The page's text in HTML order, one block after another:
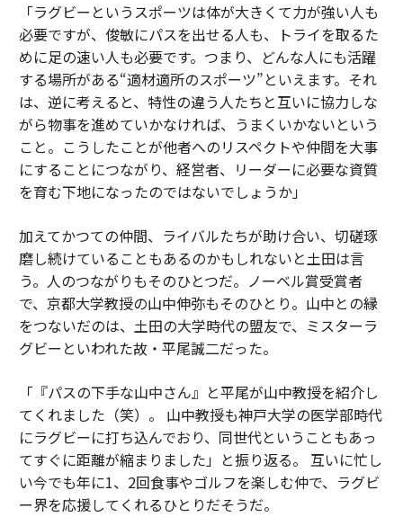
「ラグビーというスポーツは体が大きくて力が強い人も
必要ですが、俊敏にパスを出せる人も、トライを取るた
めに足の速い人も必要です。つまり、どんな人にも活躍
する場所がある“適材適所のスポーツ”といえます。それ
は、逆に考えると、特性の違う人たちと互いに協力しな
がら物事を進めていかなければ、うまくいかないという
こと。こうしたことが他者へのリスペクトや仲間を大事
にすることにつながり、経営者、リーダーに必要な資質
を育む下地になったのではないでしょうか」
加えてかつての仲間、ライバルたちが助け合い、切磋琢
磨し続けていることもあるのかもしれないと土田は言
う。人のつながりもそのひとつだ。ノーベル賞受賞者
で、京都大学教授の山中伸弥もそのひとり。山中との縁
をつないだのは、土田の大学時代の盟友で、ミスターラ
グビーといわれた故・平尾誠二だった。
「『パスの下手な山中さん』と平尾が山中教授を紹介し
てくれました（笑）。 山中教授も神戸大学の医学部時代
にラグビーに打ち込んでおり、同世代ということもあっ
てすぐに距離が縮まりました」と振り返る。 互いに忙し
い今でも年に1、2回食事やゴルフを楽しむ仲で、ラグビ
ー界を応援してくれるひとりだそうだ。